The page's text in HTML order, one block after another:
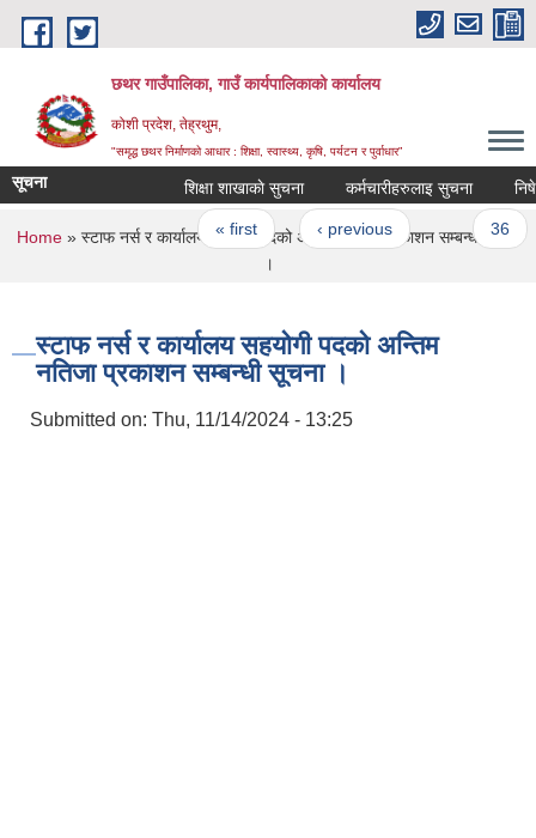
Skip to main content
छथर गाउँपालिका, गाउँ कार्यपालिकाको कार्यालय
कोशी प्रदेश, तेह्रथुम,
"समृद्ध छथर निर्माणको आधार : शिक्षा, स्वास्थ्य, कृषि, पर्यटन र पुर्वाधार”
सूचना शिक्षा शाखाकाे सुचना कर्मचारीहरुलाइ सुचना
Pages
« first ‹ previous … 36
You are here
Home» स्टाफ नर्स र कार्यालय सहयोगी पदको अन्तिम नतिजा प्रकाशन सम्बन्धी सूचना
।
स्टाफ नर्स र कार्यालय सहयोगी पदको अन्तिम
नतिजा प्रकाशन सम्बन्धी सूचना ।
Submitted on: Thu, 11/14/2024 - 13:25